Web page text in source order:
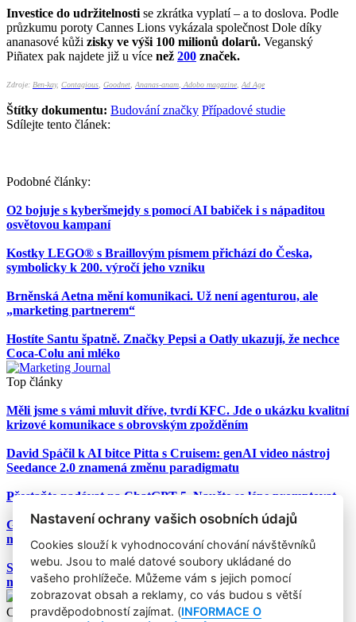
Investice do udržitelnosti se zkrátka vyplatí – a to doslova. Podle
průzkumu poroty Cannes Lions vykázala společnost Dole díky
ananasové kůži zisky ve výši 100 milionů dolarů. Veganský
Piñatex pak najdete již u více než 200 značek.
Zdroje: Ben-kay, Contagious Goodnet Ananas-anam Adobo magazine Ad Age
Štítky dokumentu: Budování značky Případové studie
Sdílejte tento článek:
Podobné články:
O2 bojuje s kyberšmejdy s pomocí AI babiček i s nápaditou
osvětovou kampaní
Kostky LEGO® s Braillovým písmem přichází do Česka,
symbolicky k 200. výročí jeho vzniku
Brněnská Aetna mění komunikaci. Už není agenturou, ale
„marketing partnerem“
Hostíte Santu špatně. Značky Pepsi a Oatly ukazují, že nechce
Coca-Colu ani mléko
Top články
Měli jsme s vámi mluvit dříve, tvrdí KFC. Jde o ukázku kvalitní
krizové komunikace s obrovským zpožděním
David Spáčil k AI bitce Pitta s Cruisem: genAI video nástroj
Seedance 2.0 znamená změnu paradigmatu
Přestaňte nadávat na ChatGPT-5. Naučte se lépe promptovat
Google Nano Banana nabízí dosud největší potenciál pro
marketing mezi genAI modely pro tvorbu obrázků
Studie: Využívání generativní AI mezi spotřebiteli při online
nakupování prudce roste
Copyright © 2004-2020 Focus Agency, s.r.o. Plné znění licenčních
Nastavení ochrany vašich osobních údajů
Cookies slouží k vyhodnocování chování návštěvníků
webu. Jsou to malé datové soubory ukládané do
vašeho prohlížeče. Můžeme vám s jejich pomocí
zobrazovat obsah a reklamy, co vás budou s větší
pravděpodobností zajímat. (INFORMACE O